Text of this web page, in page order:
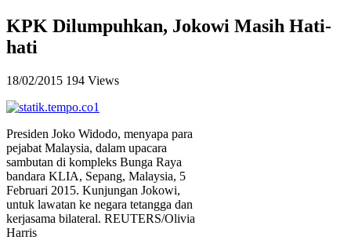
KPK Dilumpuhkan, Jokowi Masih Hati-
hati
18/02/2015 194 Views
Presiden Joko Widodo, menyapa para
pejabat Malaysia, dalam upacara
sambutan di kompleks Bunga Raya
bandara KLIA, Sepang, Malaysia, 5
Februari 2015. Kunjungan Jokowi,
untuk lawatan ke negara tetangga dan
kerjasama bilateral. REUTERS/Olivia
Harris